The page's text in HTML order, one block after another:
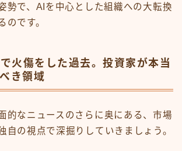
勢で、AIを中心とした組織への大転換
のです。
火傷をした過去。投資家が本当
き領域
的なニュースのさらに奥にある、市場
自の視点で深掘りしていきましょう。